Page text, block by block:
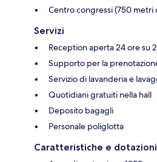
Centro congressi (750 metri
Servizi
Reception aperta 24 ore su
Supporto per la
Servizio di lavanderia e
Quotidiani gratuiti nella hall
Deposito bagagli
Personale poliglotta
Caratteristiche e dotazioni